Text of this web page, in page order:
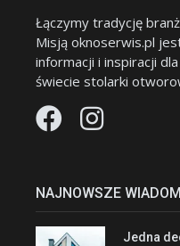
Łączymy tradycję
Misją oknoserwis.pl
informacji i inspiracji
świecie stolarki
NAJNOWSZE
Jedna